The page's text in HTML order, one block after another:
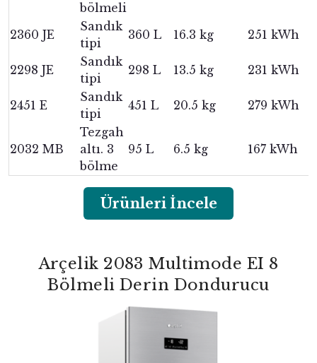
bölmeli
2360 JE
Sandık
tipi
360 L 16.3 kg 251 kWh
2298 JE
Sandık
tipi
298 L 13.5 kg 231 kWh
2451 E
Sandık
tipi
451 L 20.5 kg 279 kWh
2032 MB
Tezgah
altı. 3
bölme
95 L 6.5 kg 167 kWh
Ürünleri İncele
Arçelik 2083 Multimode EI 8
Bölmeli Derin Dondurucu